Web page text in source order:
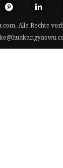
Alle Rechte